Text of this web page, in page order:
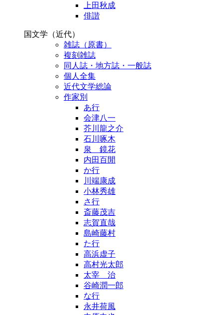
上田秋成
俳諧
国文学（近代）
雑誌（原書）
複刻雑誌
同人誌・地方誌・一般誌
個人全集
近代文学総論
作家別
あ行
会津八一
芥川龍之介
石川啄木
泉 鏡花
内田百閒
か行
川端康成
小林秀雄
さ行
斎藤茂吉
志賀直哉
島崎藤村
た行
高浜虚子
高村光太郎
太宰 治
谷崎潤一郎
な行
永井荷風